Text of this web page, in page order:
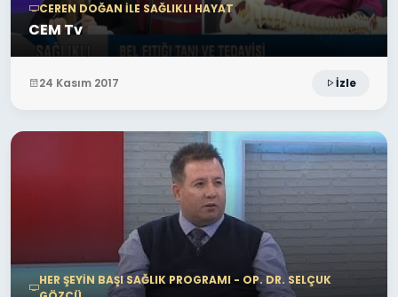
CEREN DOĞAN ILE SAĞLIKLI HAYAT
CEM Tv
24 Kasım 2017 İzle
HER ŞEYIN BAŞI SAĞLIK PROGRAMI - OP. DR. SELÇUK